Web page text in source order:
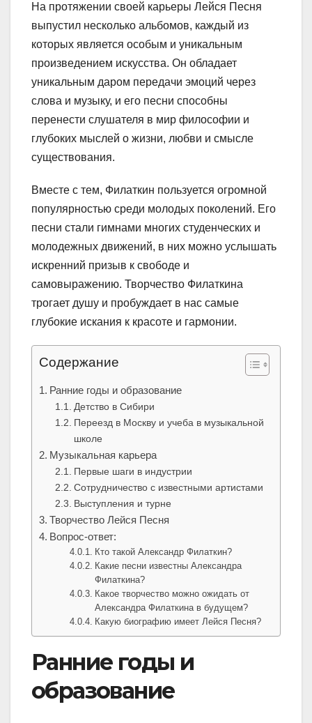
На протяжении своей карьеры Лейся Песня
выпустил несколько альбомов, каждый из
которых является особым и уникальным
произведением искусства. Он обладает
уникальным даром передачи эмоций через
слова и музыку, и его песни способны
перенести слушателя в мир философии и
глубоких мыслей о жизни, любви и смысле
существования.
Вместе с тем, Филаткин пользуется огромной
популярностью среди молодых поколений. Его
песни стали гимнами многих студенческих и
молодежных движений, в них можно услышать
искренний призыв к свободе и
самовыражению. Творчество Филаткина
трогает душу и пробуждает в нас самые
глубокие искания к красоте и гармонии.
Содержание
Ранние годы и образование
Детство в Сибири
Переезд в Москву и учеба в музыкальной
школе
Музыкальная карьера
Первые шаги в индустрии
Сотрудничество с известными артистами
Выступления и турне
Творчество Лейся Песня
Вопрос-ответ:
Кто такой Александр Филаткин?
Какие песни известны Александра
Филаткина?
Какое творчество можно ожидать от
Александра Филаткина в будущем?
Какую биографию имеет Лейся Песня?
Ранние годы и
образование